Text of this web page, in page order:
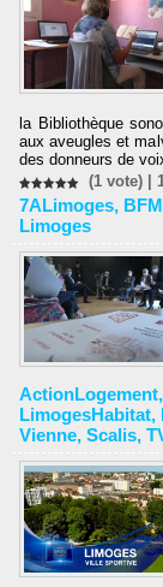
la Bibliothèque
aux aveugles et
des donneurs de
(1 vote) |
7ALimoges, BFM
Limoges
ActionLogement,
LimogesHabitat,
Vienne, Scalis,